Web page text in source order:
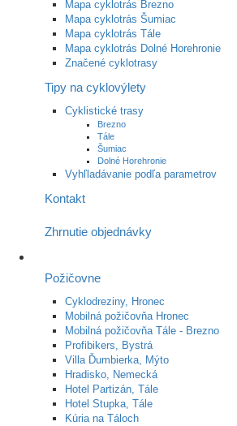
Mapa cyklotrás Brezno
Mapa cyklotrás Šumiac
Mapa cyklotrás Tále
Mapa cyklotrás Dolné Horehronie
Značené cyklotrasy
Tipy na cyklovýlety
Cyklistické trasy
Brezno
Tále
Šumiac
Dolné Horehronie
Vyhľladávanie podľa parametrov
Kontakt
Zhrnutie objednávky
Požičovne
Cyklodreziny, Hronec
Mobilná požičovňa Hronec
Mobilná požičovňa Tále - Brezno
Profibikers, Bystrá
Villa Ďumbierka, Mýto
Hradisko, Nemecká
Hotel Partizán, Tále
Hotel Stupka, Tále
Kúria na Táloch